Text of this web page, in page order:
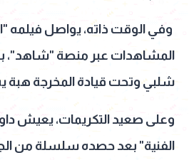
وفي الوقت ذاته، يواصل
المشاهدات عبر منصة "شاهد"،
شلبي وتحت قيادة المخرجة هبة
وعلى صعيد التكريمات، يعيش
الفنية" بعد حصده سلسلة من